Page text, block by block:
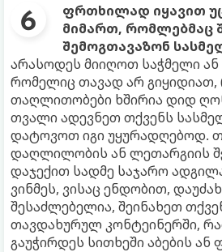
ფრთხილად იყავით
მიმართ, რომლებმაც
შემოგთავაზონ
არასოდეს მიიღოთ საჭმელი ან
რომელიც თავად არ გიყიდიათ,
თაღლითობები ხშირია დიდ
თვალი ადევნეთ თქვენს
დატოვოთ იგი უყურადღებოდ.
დაღლილობის ან ლეთარგიის
დაჯექით სადმე საჯარო
ვინმეს, ვისაც ენდობით,
შესაძლებელია, შეინახეთ
თავდახურულ კონტეინერში,
გაუჭირდეს სითხეში აბების ან